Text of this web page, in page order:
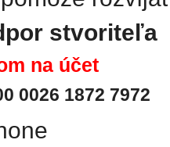
stvoriteľa
na účet
0026 1872 7972